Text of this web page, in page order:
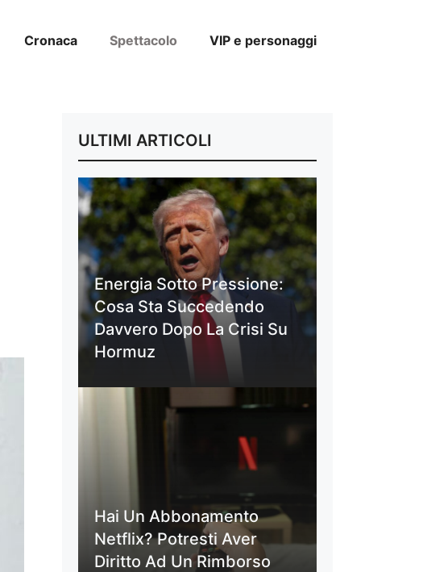
Cronaca Spettacolo VIP e personaggi
ULTIMI ARTICOLI
Energia Sotto Pressione:
Cosa Sta Succedendo
Davvero Dopo La Crisi Su
Hormuz
Hai Un Abbonamento
Netflix? Potresti Aver
Diritto Ad Un Rimborso